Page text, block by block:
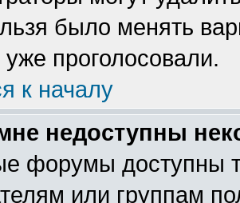
было менять
проголосовали.
к началу
недоступны
форумы доступны
или группам